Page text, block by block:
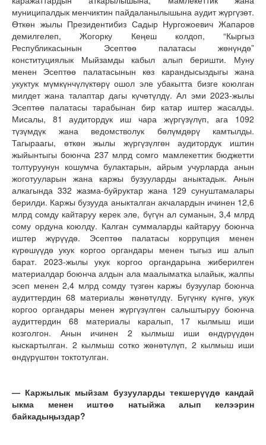
муниципалдык менчиктин пайдаланылышына аудит жүргүзөт.
Өткөн жылы Президентибиз Садыр Нургожоевич Жапаров
демилгелеп, Жогорку Кеңеш колдоп, “Кыргыз
Республикасынын Эсептөө палатасы жөнүндө”
конституциялык Мыйзамды кабыл алып беришти. Муну
менен Эсептөө палатасынын көз карандысыздыгы жана
укуктук мүмкүнчүлүктөрү ошол эле убакытта бизге коюлган
милдет жана талаптар дагы күчөтүлдү. Ал эми 2023-жылы
Эсептөө палатасы тарабынан бир катар иштер жасалды.
Мисалы, 81 аудитордук иш чара жүргүзүлүп, ага 1092
түзүмдүк жана ведомстволук бөлүмдөрү камтылды.
Тагыраагы, өткөн жылы жүргүзүлгөн аудитордук иштин
жыйынтыгы боюнча 237 млрд сомго мамлекеттик бюджетти
толтуруунун кошумча булактарын, айрым учурларда анын
жоготууларын жана каржы бузууларды аныктадык. Анын
алкагында 332 жазма-буйруктар жана 129 сунуштамалары
берилди. Каржы бузууда аныкталган акчалардын ичинен 12,6
млрд сомду кайтаруу керек эле, бүгүн ал суманын, 3,4 млрд
сому ордуна коюлду. Калган суммаларды кайтаруу боюнча
иштер жүрүүдө. Эсептөө палатасы коррупция менен
күрөшүүдө укук коргоо органдары менен тыгыз иш алып
барат. 2023-жылы укук коргоо органдарына жиберилген
материалдар боюнча алдын ала маалыматка ылайык, жалпы
эсеп менен 2,4 млрд сомду түзгөн каржы бузуулар боюнча
аудиттердин 68 материалы жөнөтүлдү. Бүгүнкү күнгө, укук
коргоо органдары менен жүргүзүлгөн салыштыруу боюнча
аудиттердин 68 материалы каралып, 17 кылмыш иши
козголгон. Анын ичинен 2 кылмыш иши өндүрүүдөн
кыскартылган. 2 кылмыш сотко жөнөтүлүп, 2 кылмыш иши
өндүрүштөн токтотулган.
— Каржылык мыйзам бузууларды текшерүүдө кандай
ыкма менен иштөө натыйжа алып келээрин
байкадыңыздар?